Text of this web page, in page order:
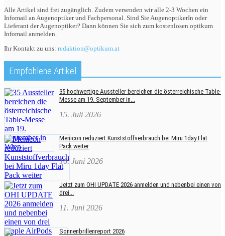
Alle Artikel sind frei zugänglich. Zudem versenden wir alle 2-3 Wochen ein
Infomail an Augenoptiker und Fachpersonal. Sind Sie AugenoptikerIn oder
Lieferant der Augenoptiker? Dann können Sie sich zum kostenlosen optikum
Infomail anmelden.
Ihr Kontakt zu uns: redaktion@optikum.at
Empfohlene Artikel
35 hochwertige Aussteller bereichen die österreichische Table-
Messe am 19. September in...
15. Juli 2026
Menicon reduziert Kunststoffverbrauch bei Miru 1day Flat
Pack weiter
16. Juni 2026
Jetzt zum OHI UPDATE 2026 anmelden und nebenbei einen von
drei...
11. Juni 2026
Sonnenbrillenreport 2026